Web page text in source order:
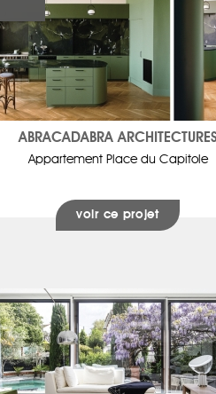
ABRACADABRA
Appartement Place du Capitole
voir ce projet